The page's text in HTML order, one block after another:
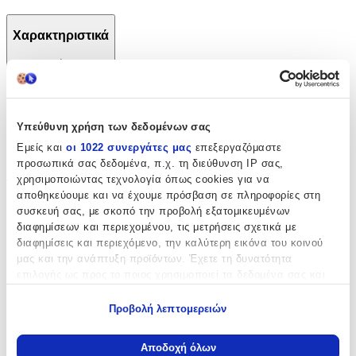
Υπεύθυνη χρήση των δεδομένων σας
Εμείς και οι 1022 συνεργάτες μας επεξεργαζόμαστε
προσωπικά σας δεδομένα, π.χ. τη διεύθυνση IP σας,
χρησιμοποιώντας τεχνολογία όπως cookies για να
αποθηκεύουμε και να έχουμε πρόσβαση σε πληροφορίες στη
συσκευή σας, με σκοπό την προβολή εξατομικευμένων
διαφημίσεων και περιεχομένου, τις μετρήσεις σχετικά με
διαφημίσεις και περιεχόμενο, την καλύτερη εικόνα του κοινού
μας και την ανάπτυξη προϊόντων. Έχετε τη δυνατότητα
Να συλλέξουμε πληροφορίες σχετικά με τη γεωγραφική
Προβολή λεπτομερειών
Αποδοχή όλων
Χαρακτηριστικά
+
Χαρακτηριστικά
Θέμα:
Μάτι
Τύπος:
Μπρελόκ
Υλικό:
Μεταλλικό